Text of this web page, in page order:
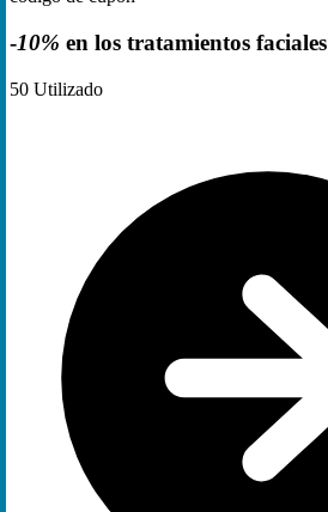
-10% en los tratamientos faciales
50 Utilizado